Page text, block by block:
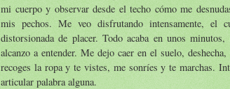
mi cuerpo y observar desde el techo cómo me
mis pechos. Me veo disfrutando intensamente, el
distorsionada de placer. Todo acaba en unos
alcanzo a entender. Me dejo caer en el suelo,
recoges la ropa y te vistes, me sonríes y te marchas.
articular palabra alguna.